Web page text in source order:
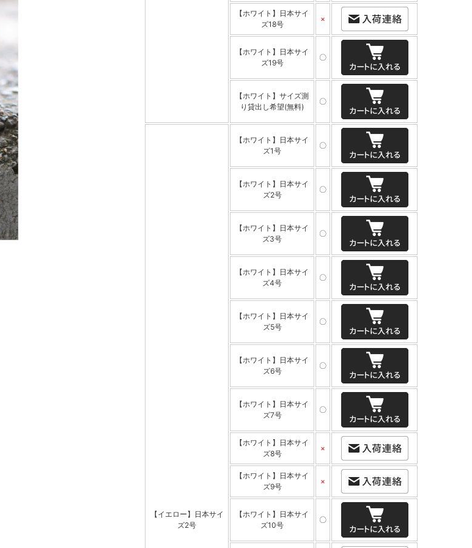
【ホワイト】日本サイ
ズ18号
×
【ホワイト】日本サイ
ズ19号
〇
【ホワイト】サイズ測
り貸出し希望(無料)
〇
【イエロー】日本サイ
ズ2号
【ホワイト】日本サイ
ズ1号
〇
【ホワイト】日本サイ
ズ2号
〇
【ホワイト】日本サイ
ズ3号
〇
【ホワイト】日本サイ
ズ4号
〇
【ホワイト】日本サイ
ズ5号
〇
【ホワイト】日本サイ
ズ6号
〇
【ホワイト】日本サイ
ズ7号
〇
【ホワイト】日本サイ
ズ8号
×
【ホワイト】日本サイ
ズ9号
×
【ホワイト】日本サイ
ズ10号
〇